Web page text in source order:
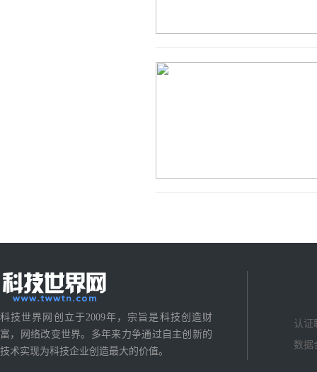
科技世界网创立于2009年，宗旨是科技创造财
富，网络改变世界。多年来力争通过自主创新的
技术实现为科技企业创造最大的价值。
认证
数据